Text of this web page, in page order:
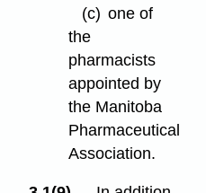
(c) one of
the
pharmacists
appointed by
the Manitoba
Pharmaceutical
Association.